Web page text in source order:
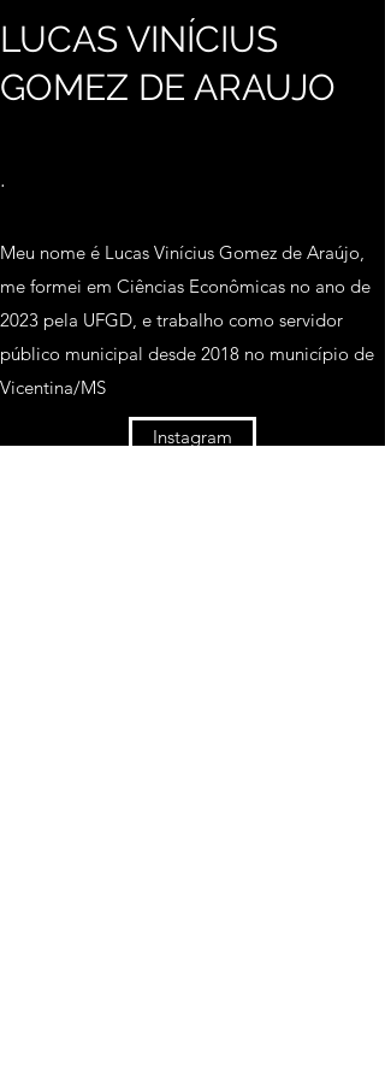
LUCAS VINÍCIUS
GOMEZ DE ARAUJO
.
Meu nome é Lucas Vinícius Gomez de Araújo,
me formei em Ciências Econômicas no ano de
2023 pela UFGD, e trabalho como servidor
público municipal desde 2018 no município de
Vicentina/MS
Instagram